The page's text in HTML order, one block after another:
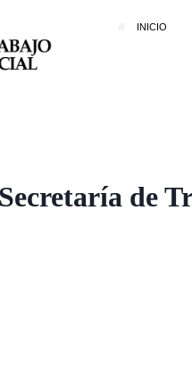
INICIO
de